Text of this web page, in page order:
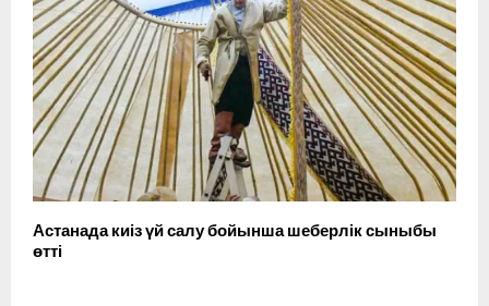
Астанада киіз үй салу бойынша шеберлік сыныбы
өтті